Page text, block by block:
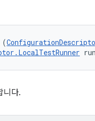
(
니다.